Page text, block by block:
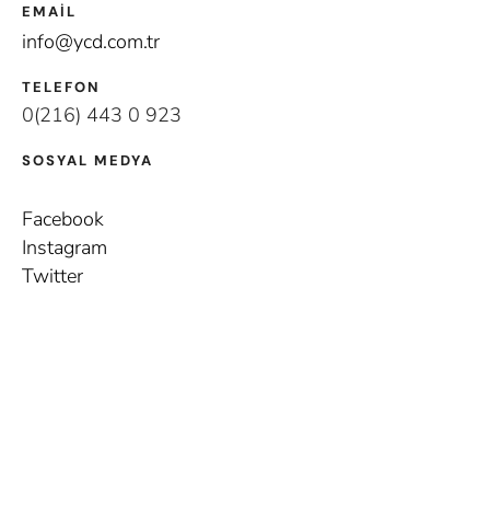
EMAIL
info@ycd.com.tr
TELEFON
0(216) 443 0 923
SOSYAL MEDYA
Facebook
Instagram
Twitter